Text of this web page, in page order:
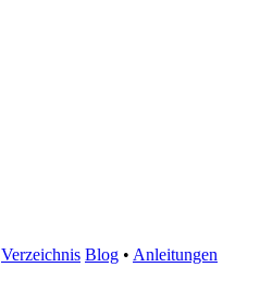
Verzeichnis Blog • Anleitungen